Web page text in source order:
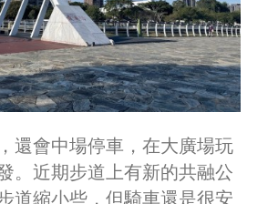
還會中場停車，在大廣場玩
。近期步道上有新的共融公
道縮小些，但騎車還是很安